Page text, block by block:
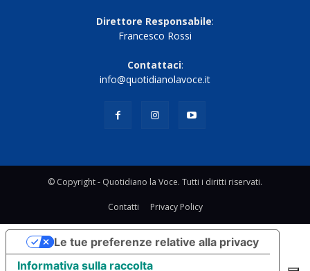
Direttore Responsabile:
Francesco Rossi
Contattaci:
info@quotidianolavoce.it
© Copyright - Quotidiano la Voce. Tutti i diritti riservati.
Contatti Privacy Policy
Informativa sulla raccolta
Le tue preferenze relative alla privacy